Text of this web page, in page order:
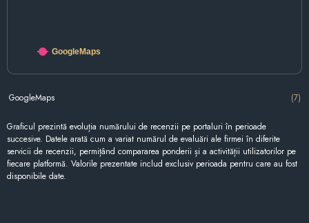
GoogleMaps
GoogleMaps (7)
Graficul prezintă evoluția numărului de recenzii pe portaluri în perioade
succesive. Datele arată cum a variat numărul de evaluări ale firmei în diferite
servicii de recenzii, permițând compararea ponderii și a activității utilizatorilor pe
fiecare platformă. Valorile prezentate includ exclusiv perioada pentru care au fost
disponibile date.